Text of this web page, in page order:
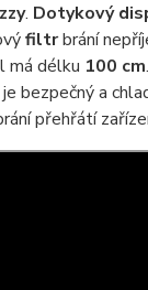
. Dotykový
filtrbrání
má délku 100 cm.
je bezpečný a
přehřátí